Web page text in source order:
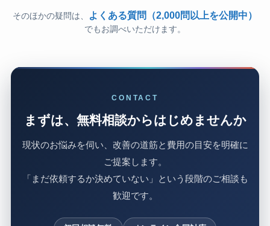
そのほかの疑問は、 よくある質問（2,000問以上を公開中）
でもお調べいただけます。
CONTACT
まずは、無料相談からはじめませんか
現状のお悩みを伺い、改善の道筋と費用の目安を明確に
ご提案します。
「まだ依頼するか決めていない」という段階のご相談も
歓迎です。